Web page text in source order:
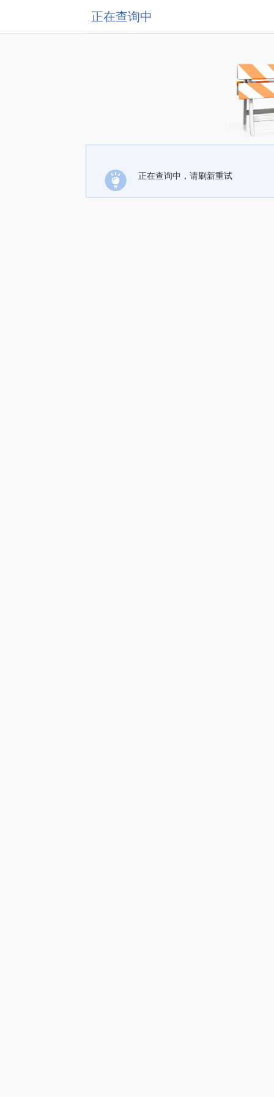
正在查询中
正在查询中，请刷新重试